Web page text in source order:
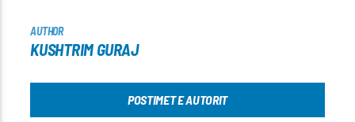
AUTHOR
KUSHTRIM GURAJ
POSTIMET E AUTORIT